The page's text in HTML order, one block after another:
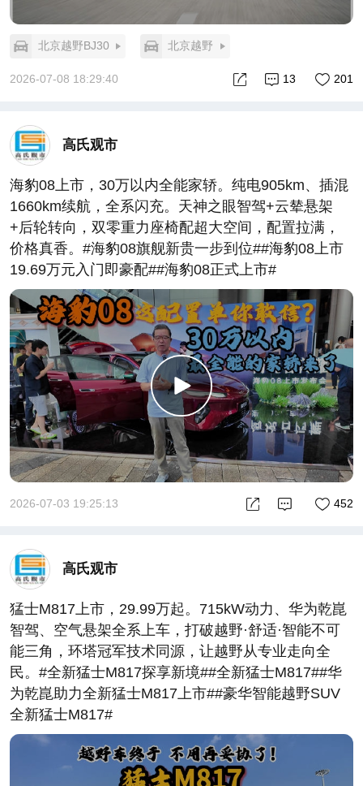
北京越野BJ30 北京越野
2026-07-08 18:29:40 201
13
高氏观市
海豹08上市，30万以内全能家轿。纯电905km、插混
1660km续航，全系闪充。天神之眼智驾+云辇悬架
+后轮转向，双零重力座椅配超大空间，配置拉满，
价格真香。#海豹08旗舰新贵一步到位##海豹08上市
19.69万元入门即豪配##海豹08正式上市#
2026-07-03 19:25:13 452
高氏观市
猛士M817上市，29.99万起。715kW动力、华为乾崑
智驾、空气悬架全系上车，打破越野·舒适·智能不可
能三角，环塔冠军技术同源，让越野从专业走向全
民。#全新猛士M817探享新境##全新猛士M817##华
为乾崑助力全新猛士M817上市##豪华智能越野SUV
全新猛士M817#